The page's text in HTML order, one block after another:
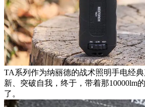
TA系列作为纳丽德的战术照明手电经
新、突破自我，终于，带着那10000lm
了。